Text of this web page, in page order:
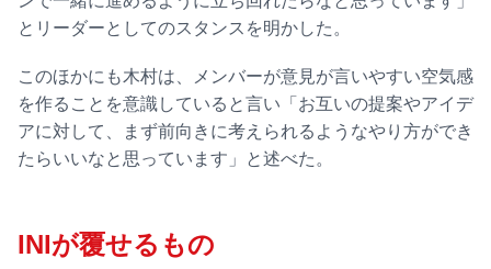
とリーダーとしてのスタンスを明かした。
このほかにも木村は、メンバーが意見が言いやすい空気感
を作ることを意識していると言い「お互いの提案やアイデ
アに対して、まず前向きに考えられるようなやり方ができ
たらいいなと思っています」と述べた。
INIが覆せるもの